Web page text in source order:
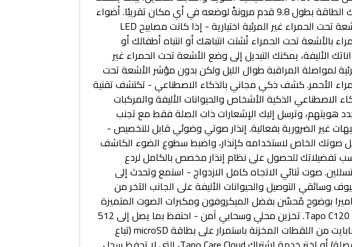
سلك الطاقة بطول 9.8 قدم مرونةً لوضعه في أي مكان تقريبًا. أضواء
الأشعة تحت الحمراء غير المرئية اختيارية - إذا كانت مصابيح LED
بالأشعة تحت الحمراء تُشتت انتباهك أو انتباه أطفالك أو
الأليفة، يمكنك التبديل إلى وضع الأشعة تحت الحمراء غير
لمواصلة المراقبة طوال الليل ولكن بدون مؤشر الأشعة تحت
الأحمر. كشف ذكي مجاني بالذكاء الاصطناعي - تكتشف تقنية
الاصطناعي الذكية الأشخاص والحيوانات الأليفة والمركبات
هويتهم، وترسل إليك الإشعارات ذات الصلة فقط مع تجنب
غير الضرورية بفعالية. إنذار صوتي وضوئي قابل للتخصيص -
صوتك الخاص لاستخدامه كإنذار، واضبط سطوع الضوء الكاشف
تفضيلاتك للحصول على نظام إنذار مخصص بالكامل لردع
صوت ثنائي الاتجاه كامل الازدواج - استمع وتحدث إلى
وسائقي التوصيل والحيوانات الأليفة على الجانب الآخر من
بوضوح مُحسّن بفضل الميكروفون ومكبرات الصوت المتميزة
في Tapo C120. تخزين محلي وسحابي آمن - احتفظ بما يصل إلى 512
جيجابايت من اللقطات المخزنة باستمرار على بطاقة microSD (تباع